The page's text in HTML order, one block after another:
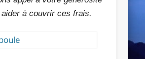
à couvrir ces frais.